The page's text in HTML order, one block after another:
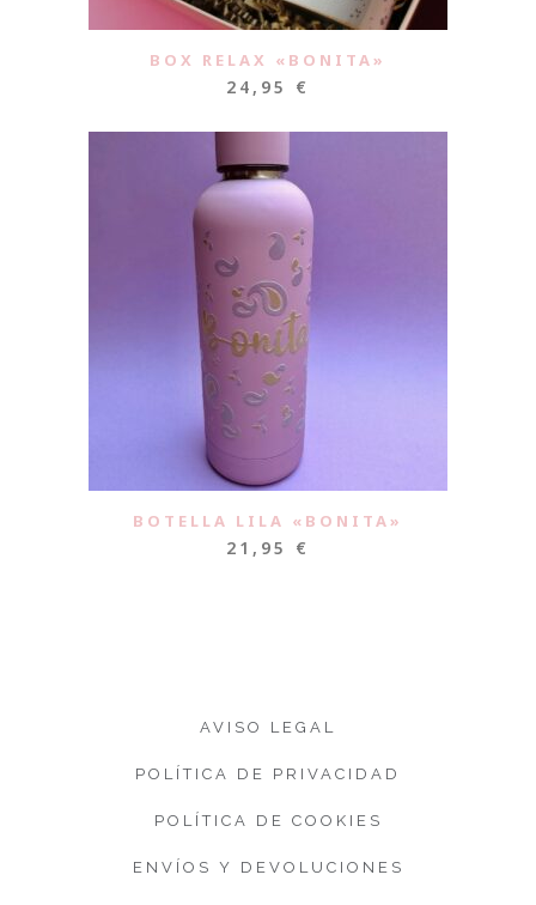
BOX RELAX «BONITA»
24,95 €
BOTELLA LILA «BONITA»
21,95 €
AVISO LEGAL
POLÍTICA DE PRIVACIDAD
POLÍTICA DE COOKIES
ENVÍOS Y DEVOLUCIONES